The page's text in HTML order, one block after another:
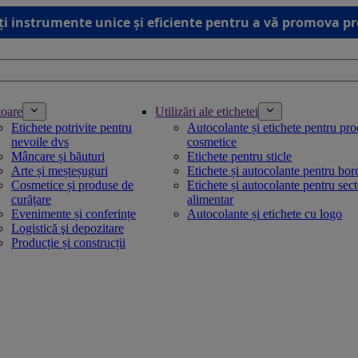
instrumente unice și eficiente pentru a vă promova
Etichete potrivite pentru
nevoile dvs
Mâncare și băuturi
Arte și meșteșuguri
Cosmetice și produse de
curățare
Evenimente și conferințe
Logistică şi depozitare
Producție și construcții
Utilizări ale etichetei
Autocolante și etichete pentru
cosmetice
Etichete pentru sticle
Etichete și autocolante pentru
Etichete și autocolante pentru
alimentar
Autocolante și etichete cu logo